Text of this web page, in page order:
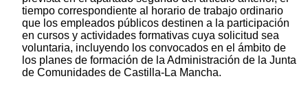
tiempo correspondiente al horario de trabajo ordinario
que los empleados públicos destinen a la participación
en cursos y actividades formativas cuya solicitud sea
voluntaria, incluyendo los convocados en el ámbito de
los planes de formación de la Administración de la Junta
de Comunidades de Castilla-La Mancha.